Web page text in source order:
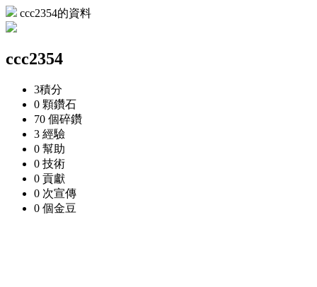
ccc2354的資料
ccc2354
3積分
0 顆鑽石
70 個碎鑽
3 經驗
0 幫助
0 技術
0 貢獻
0 次宣傳
0 個金豆